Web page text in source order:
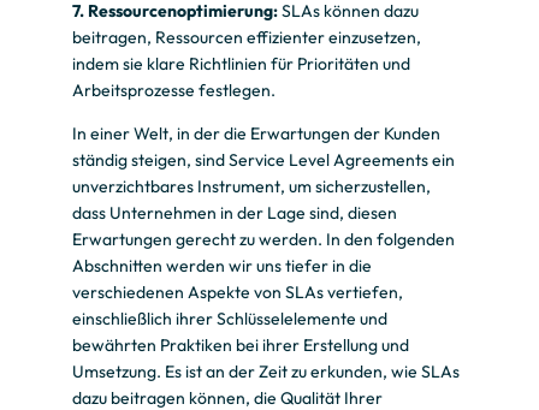
7. Ressourcenoptimierung:SLAs können dazu
beitragen, Ressourcen effizienter einzusetzen,
indem sie klare Richtlinien für Prioritäten und
Arbeitsprozesse festlegen.
In einer Welt, in der die Erwartungen der Kunden
ständig steigen, sind Service Level Agreements ein
unverzichtbares Instrument, um sicherzustellen,
dass Unternehmen in der Lage sind, diesen
Erwartungen gerecht zu werden. In den folgenden
Abschnitten werden wir uns tiefer in die
verschiedenen Aspekte von SLAs vertiefen,
einschließlich ihrer Schlüsselelemente und
bewährten Praktiken bei ihrer Erstellung und
Umsetzung. Es ist an der Zeit zu erkunden, wie SLAs
dazu beitragen können, die Qualität Ihrer